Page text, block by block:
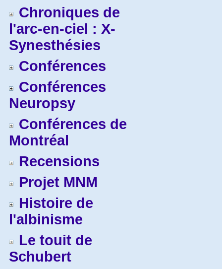
Chroniques de
l'arc-en-ciel : X-
Synesthésies
Conférences
Conférences
Neuropsy
Conférences de
Montréal
Recensions
Projet MNM
Histoire de
l'albinisme
Le touit de
Schubert